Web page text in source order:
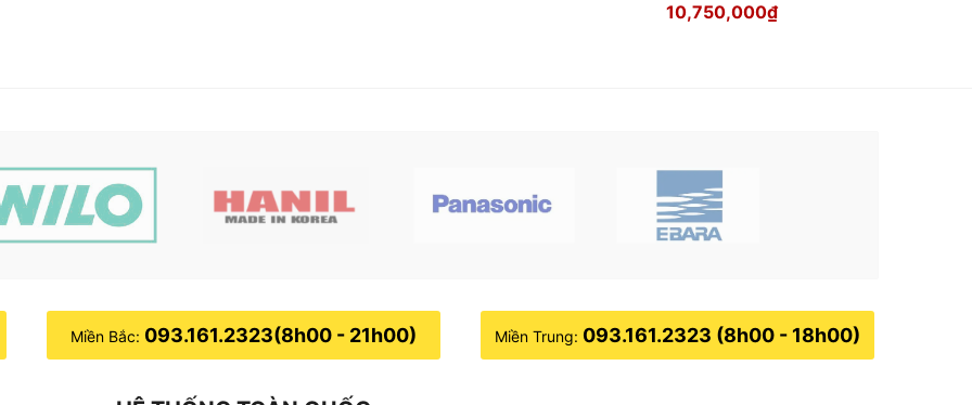
10,750,000₫
Miền Bắc: 093.161.2323(8h00 - 21h00) Miền Trung: 093.161.2323 (8h00 - 18h00)